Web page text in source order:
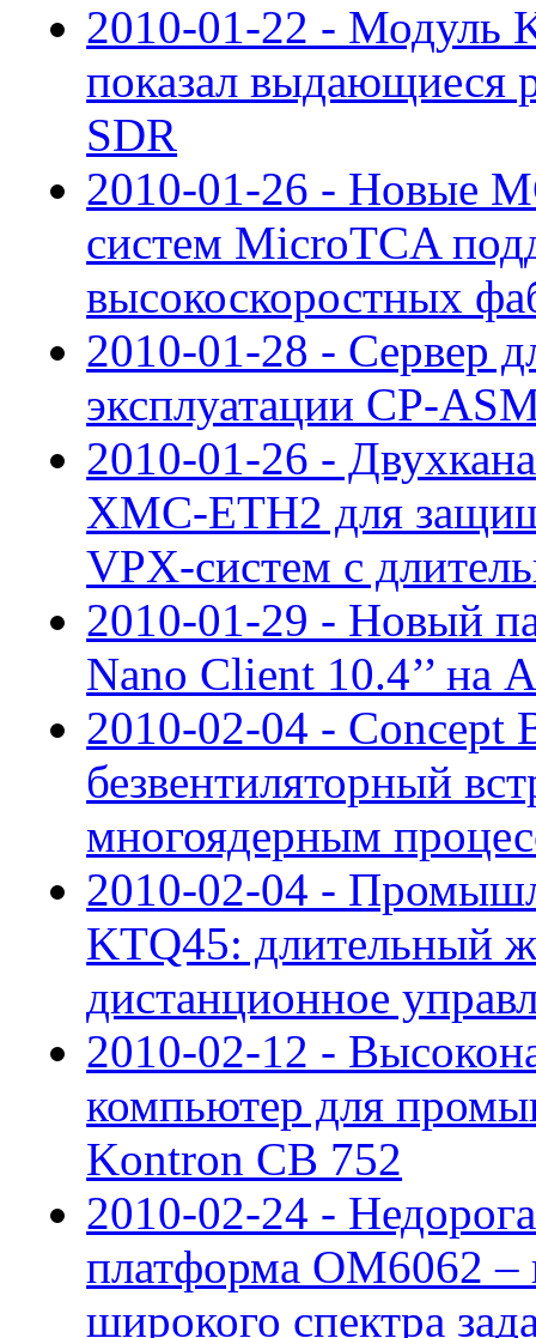
2010-01-22 - Модуль
показал выдающиеся
SDR
2010-01-26 - Новые
систем MicroTCA
высокоскоростных
2010-01-28 - Сервер
эксплуатации CP-
2010-01-26 -
XMC-ETH2 для
VPX-систем с
2010-01-29 - Новый
Nano Client 10.4’’ на
2010-02-04 - Concept
безвентиляторный
многоядерным
2010-02-04 -
KTQ45: длительный
дистанционное
2010-02-12 -
компьютер для
Kontron CB 752
2010-02-24 -
платформа OM6062 –
широкого спектра